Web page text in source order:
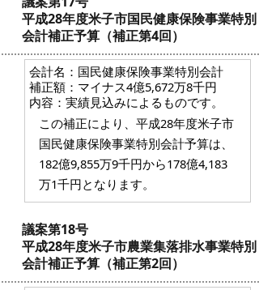
平成28年度米子市国民健康保険事業特別
会計補正予算（補正第4回）
会計名：国民健康保険事業特別会計
補正額：マイナス4億5,672万8千円
内容：実績見込みによるものです。
この補正により、平成28年度米子市
国民健康保険事業特別会計予算は、
182億9,855万9千円から178億4,183
万1千円となります。
議案第18号
平成28年度米子市農業集落排水事業特別
会計補正予算（補正第2回）